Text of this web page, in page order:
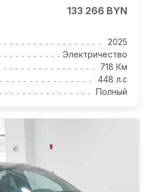
133 266 BYN
2025
Электричество
718 Км
448 л.с
Полный